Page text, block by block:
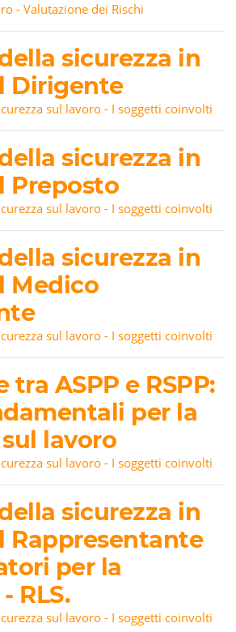
- Valutazione dei Rischi
sicurezza in
Dirigente
sul lavoro - I soggetti coinvolti
sicurezza in
Preposto
sul lavoro - I soggetti coinvolti
sicurezza in
Medico
sul lavoro - I soggetti coinvolti
tra ASPP e RSPP:
per la
lavoro
sul lavoro - I soggetti coinvolti
sicurezza in
Rappresentante
per la
RLS.
sul lavoro - I soggetti coinvolti